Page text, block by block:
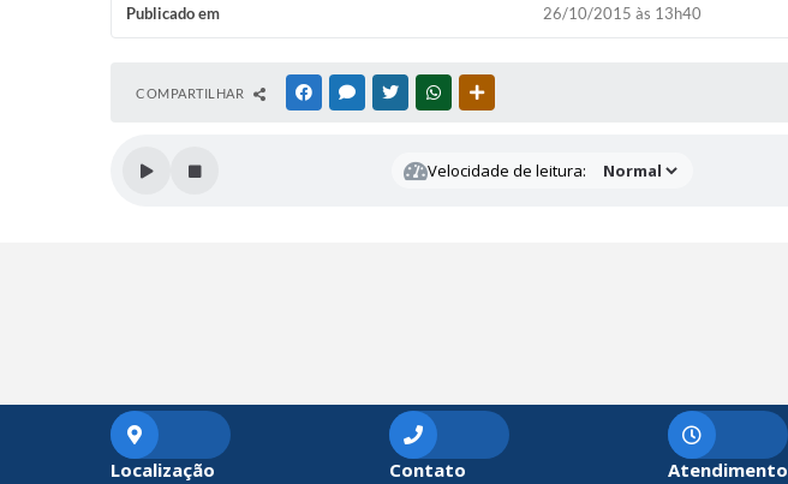
Publicado em 26/10/2015 às 13h40
COMPARTILHAR FACEBOOKMESSENGER
TWITTERWHATSAPP
Velocidade de leitura:
Localização Contato Atendimento